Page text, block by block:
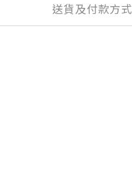
送貨及付款方式